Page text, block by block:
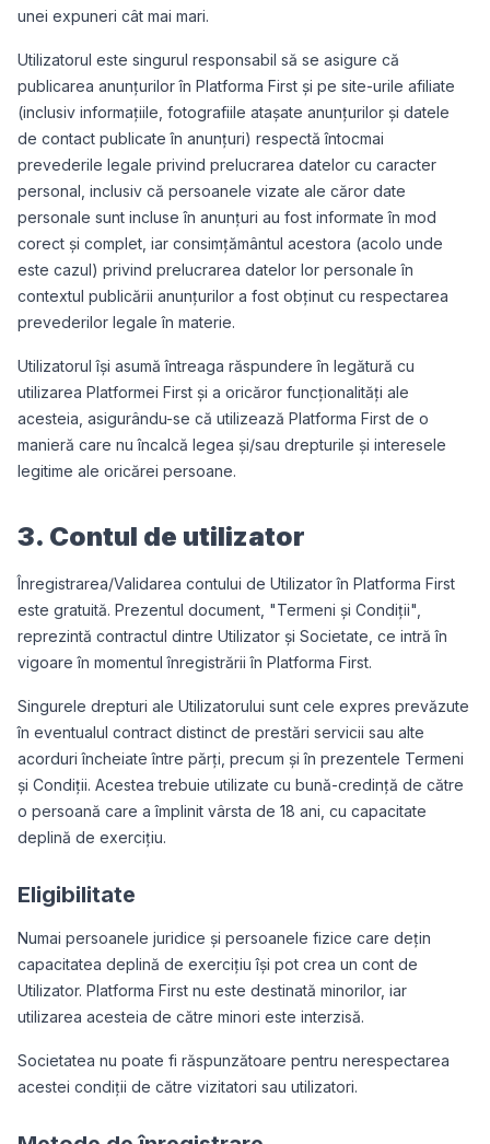
unei expuneri cât mai mari.
Utilizatorul este singurul responsabil să se asigure că
publicarea anunțurilor în Platforma First și pe site-urile afiliate
(inclusiv informațiile, fotografiile atașate anunțurilor şi datele
de contact publicate în anunțuri) respectă întocmai
prevederile legale privind prelucrarea datelor cu caracter
personal, inclusiv că persoanele vizate ale căror date
personale sunt incluse în anunțuri au fost informate în mod
corect şi complet, iar consimțământul acestora (acolo unde
este cazul) privind prelucrarea datelor lor personale în
contextul publicării anunțurilor a fost obținut cu respectarea
prevederilor legale în materie.
Utilizatorul își asumă întreaga răspundere în legătură cu
utilizarea Platformei First și a oricăror funcționalități ale
acesteia, asigurându-se că utilizează Platforma First de o
manieră care nu încalcă legea și/sau drepturile și interesele
legitime ale oricărei persoane.
3. Contul de utilizator
Înregistrarea/Validarea contului de Utilizator în Platforma First
este gratuită. Prezentul document, "Termeni și Condiții",
reprezintă contractul dintre Utilizator și Societate, ce intră în
vigoare în momentul înregistrării în Platforma First.
Singurele drepturi ale Utilizatorului sunt cele expres prevăzute
în eventualul contract distinct de prestări servicii sau alte
acorduri încheiate între părți, precum și în prezentele Termeni
și Condiții. Acestea trebuie utilizate cu bună-credință de către
o persoană care a împlinit vârsta de 18 ani, cu capacitate
deplină de exercițiu.
Eligibilitate
Numai persoanele juridice și persoanele fizice care dețin
capacitatea deplină de exercițiu își pot crea un cont de
Utilizator. Platforma First nu este destinată minorilor, iar
utilizarea acesteia de către minori este interzisă.
Societatea nu poate fi răspunzătoare pentru nerespectarea
acestei condiții de către vizitatori sau utilizatori.